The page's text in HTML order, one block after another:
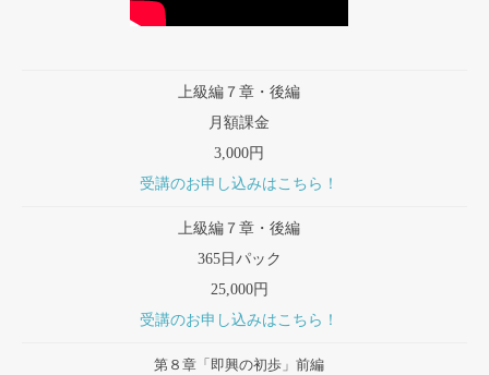
上級編７章・後編
月額課金
3,000円
受講のお申し込みはこちら！
上級編７章・後編
365日パック
25,000円
受講のお申し込みはこちら！
第８章「即興の初歩」前編